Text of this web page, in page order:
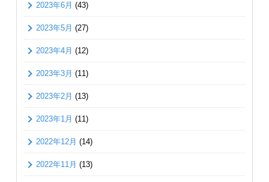
2023年6月 (43)
2023年5月 (27)
2023年4月 (12)
2023年3月 (11)
2023年2月 (13)
2023年1月 (11)
2022年12月 (14)
2022年11月 (13)